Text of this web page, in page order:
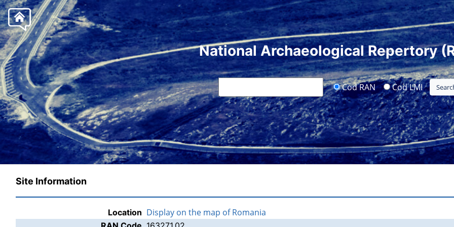
National Archaeological Repertory
Cod RAN Cod LMI
Site Information
Location Display on the map of Romania